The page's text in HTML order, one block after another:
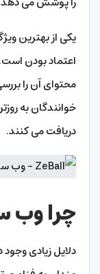
اعتماد بودن
محتوای آن را
خوانندگان به
دریافت می کنند.
چرا وب